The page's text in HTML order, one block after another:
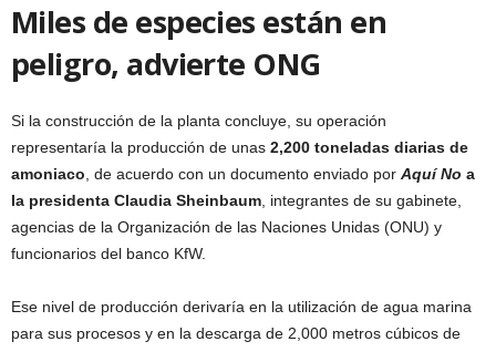
Miles de especies están en
peligro, advierte ONG
Si la construcción de la planta concluye, su operación
representaría la producción de unas 2,200 toneladas diarias de
amoniaco , de acuerdo con un documento enviado por Aquí No a
la presidenta Claudia Sheinbaum , integrantes de su gabinete,
agencias de la Organización de las Naciones Unidas (ONU) y
funcionarios del banco KfW.
Ese nivel de producción derivaría en la utilización de agua marina
para sus procesos y en la descarga de 2,000 metros cúbicos de